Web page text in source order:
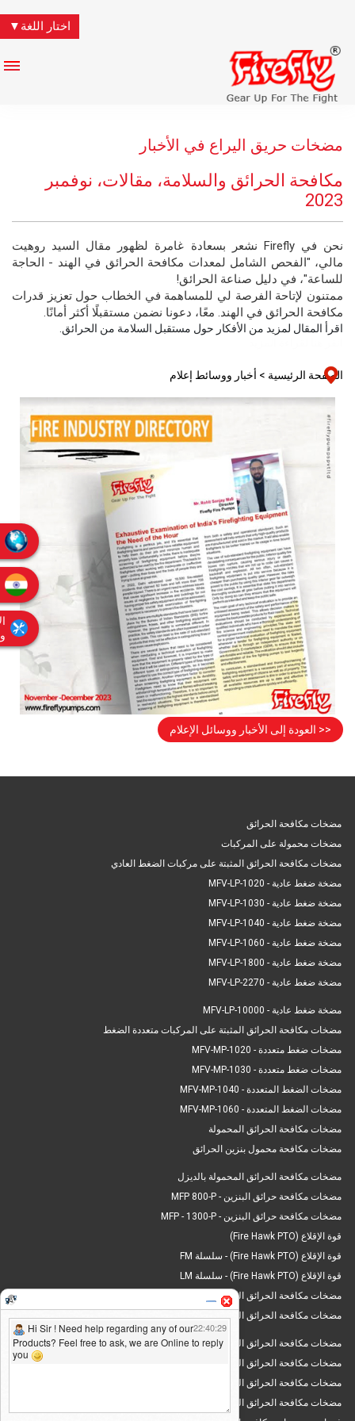
اختار اللغة▼
مضخات حريق اليراع في الأخبار
مكافحة الحرائق والسلامة، مقالات، نوفمبر
2023
نحن في Firefly نشعر بسعادة غامرة لظهور مقال السيد روهيت
مالي، "الفحص الشامل لمعدات مكافحة الحرائق في الهند - الحاجة
للساعة"، في دليل صناعة الحرائق!
ممتنون لإتاحة الفرصة لي للمساهمة في الخطاب حول تعزيز قدرات
مكافحة الحرائق في الهند. معًا، دعونا نضمن مستقبلًا أكثر أمانًا.
اقرأ المقال لمزيد من الأفكار حول مستقبل السلامة من الحرائق.
الصفحة الرئيسية > أخبار ووسائط إعلام
<< العودة إلى الأخبار ووسائل الإعلام
مضخات مكافحة الحرائق
مضخات محمولة على المركبات
مضخات مكافحة الحرائق المثبتة على مركبات الضغط العادي
مضخة ضغط عادية - MFV-LP-1020
مضخة ضغط عادية - MFV-LP-1030
مضخة ضغط عادية - MFV-LP-1040
مضخة ضغط عادية - MFV-LP-1060
مضخة ضغط عادية - MFV-LP-1800
مضخة ضغط عادية - MFV-LP-2270
مضخة ضغط عادية - MFV-LP-10000
مضخات مكافحة الحرائق المثبتة على المركبات متعددة الضغط
مضخات ضغط متعددة - MFV-MP-1020
مضخات ضغط متعددة - MFV-MP-1030
مضخات الضغط المتعددة - MFV-MP-1040
مضخات الضغط المتعددة - MFV-MP-1060
مضخات مكافحة الحرائق المحمولة
مضخات مكافحة محمول بنزين الحرائق
مضخات مكافحة الحرائق المحمولة بالديزل
مضخات مكافحة حرائق البنزين - MFP 800-P
مضخات مكافحة حرائق البنزين - MFP - 1300-P
قوة الإقلاع (Fire Hawk PTO)
قوة الإقلاع (Fire Hawk PTO) - سلسلة FM
قوة الإقلاع (Fire Hawk PTO) - سلسلة LM
مضخات مكافحة الحرائق المثبتة على الانزلاق
مضخات مكافحة الحرائق المثبتة على المقطورة
مضخات مكافحة الحرائق المثبتة على المقطورة - MFT 1800 D
مضخات مكافحة الحرائق المثبتة على المقطورة - MFT 3000 D
مضخات مكافحة الحرائق المثبتة على المقطورة - MFT 6000 D
مضخات مكافحة الحرائق المثبتة على المقطورة - MFT 8000 D